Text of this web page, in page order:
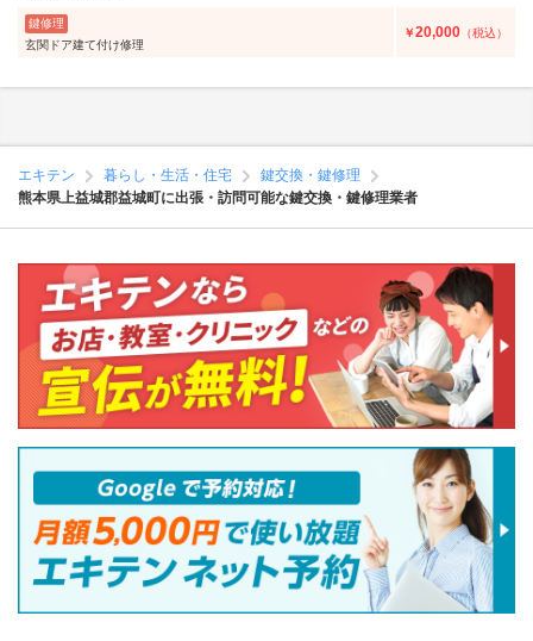
鍵修理
玄関ドア建て付け修理
￥20,000 （税込）
エキテン 暮らし・生活・住宅
鍵交換・鍵修理
熊本県上益城郡益城町に出張・訪問可能な鍵交換・鍵修理業者